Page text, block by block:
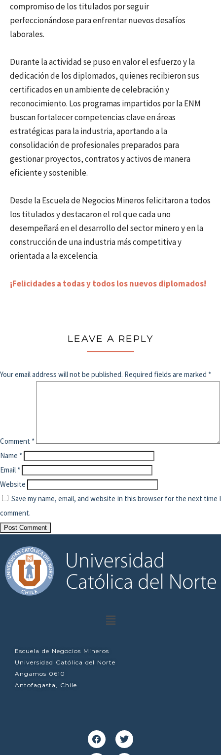
compromiso de los titulados por seguir
perfeccionándose para enfrentar nuevos desafíos
laborales.
Durante la actividad se puso en valor el esfuerzo y la
dedicación de los diplomados, quienes recibieron sus
certificados en un ambiente de celebración y
reconocimiento. Los programas impartidos por la ENM
buscan fortalecer competencias clave en áreas
estratégicas para la industria, aportando a la
consolidación de profesionales preparados para
gestionar proyectos, contratos y activos de manera
eficiente y sostenible.
Desde la Escuela de Negocios Mineros felicitaron a todos
los titulados y destacaron el rol que cada uno
desempeñará en el desarrollo del sector minero y en la
construcción de una industria más competitiva y
orientada a la excelencia.
¡Felicidades a todas y todos los nuevos diplomados!
LEAVE A REPLY
Your email address will not be published. Required fields are marked *
Comment *
Name *
Email *
Website
Save my name, email, and website in this browser for the next time I
comment.
Escuela de Negocios Mineros
Universidad Católica del Norte
Angamos 0610
Antofagasta, Chile